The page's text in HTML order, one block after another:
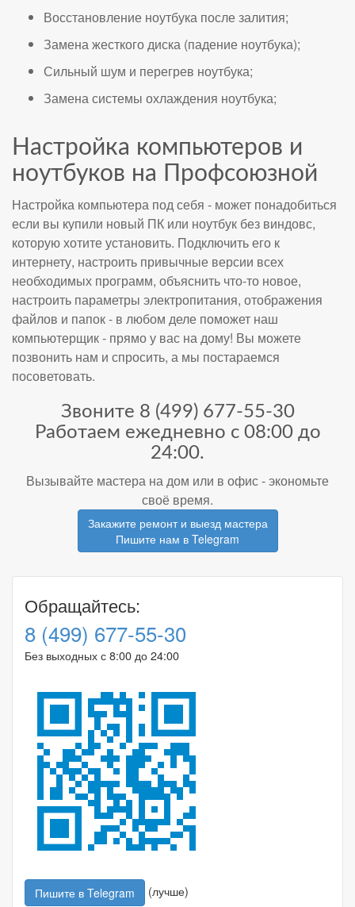
Восстановление ноутбука после залития;
Замена жесткого диска (падение ноутбука);
Сильный шум и перегрев ноутбука;
Замена системы охлаждения ноутбука;
Настройка компьютеров и
ноутбуков на Профсоюзной
Настройка компьютера под себя - может понадобиться
если вы купили новый ПК или ноутбук без виндовс,
которую хотите установить. Подключить его к
интернету, настроить привычные версии всех
необходимых программ, объяснить что-то новое,
настроить параметры электропитания, отображения
файлов и папок - в любом деле поможет наш
компьютерщик - прямо у вас на дому! Вы можете
позвонить нам и спросить, а мы постараемся
посоветовать.
Звоните 8 (499) 677-55-30
Работаем ежедневно с 08:00 до
24:00.
Вызывайте мастера на дом или в офис - экономьте
своё время.
Закажите ремонт и выезд мастера
Пишите нам в Telegram
Обращайтесь:
8 (499) 677-55-30
Без выходных с 8:00 до 24:00
Пишите в Telegram (лучше)